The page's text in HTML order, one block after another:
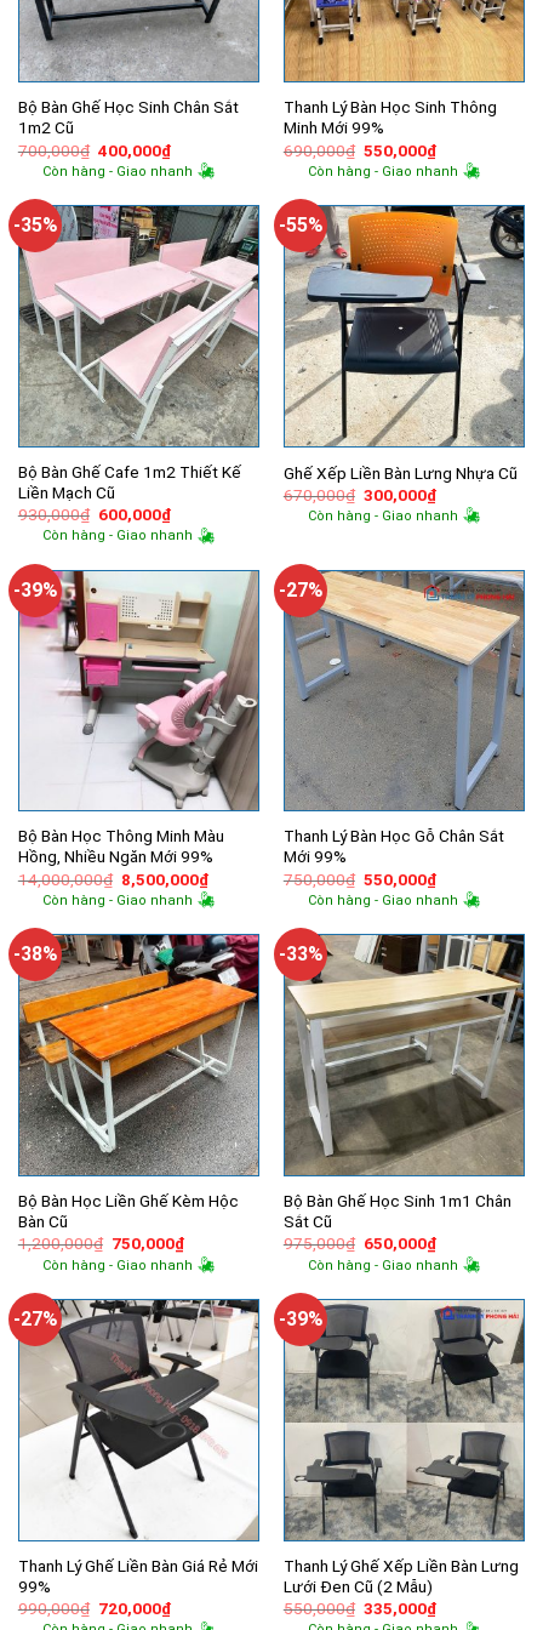
Bộ Bàn Ghế Học Sinh Chân Sắt
1m2 Cũ
700,000₫ Giá
gốc
là:
400,000₫Giá
hiện
tại
400,000₫.
Còn hàng - Giao nhanh
Thanh Lý Bàn Học Sinh Thông
Minh Mới 99%
690,000₫ Giá
gốc
là:
550,000₫Giá
hiện
tại
550,000₫.
Còn hàng - Giao nhanh
-35%
Bộ Bàn Ghế Cafe 1m2 Thiết Kế
Liền Mạch Cũ
930,000₫ Giá
gốc
là:
600,000₫Giá
hiện
tại
600,000₫.
Còn hàng - Giao nhanh
-55%
Ghế Xếp Liền Bàn Lưng Nhựa Cũ
670,000₫ Giá
gốc
là:
300,000₫Giá
hiện
tại
Còn hàng - Giao nhanh
-39%
Bộ Bàn Học Thông Minh Màu
Hồng, Nhiều Ngăn Mới 99%
14,000,000₫ Giá
gốc
là:
8,500,000₫Giá
hiện
tại
8,500,000₫.
Còn hàng - Giao nhanh
-27%
Thanh Lý Bàn Học Gỗ Chân Sắt
Mới 99%
750,000₫ Giá
gốc
là:
550,000₫Giá
hiện
tại
550,000₫.
Còn hàng - Giao nhanh
-38%
Bộ Bàn Học Liền Ghế Kèm Hộc
Bàn Cũ
1,200,000₫ Giá
gốc
là:
750,000₫Giá
hiện
tại
750,000₫.
Còn hàng - Giao nhanh
-33%
Bộ Bàn Ghế Học Sinh 1m1 Chân
Sắt Cũ
975,000₫ Giá
gốc
là:
650,000₫Giá
hiện
tại
650,000₫.
Còn hàng - Giao nhanh
-27%
Thanh Lý Ghế Liền Bàn Giá Rẻ Mới
99%
990,000₫ Giá
gốc
720,000₫Giá
hiện
-39%
Thanh Lý Ghế Xếp Liền Bàn Lưng
Lưới Đen Cũ (2 Mẫu)
550,000₫ Giá
gốc
335,000₫Giá
hiện